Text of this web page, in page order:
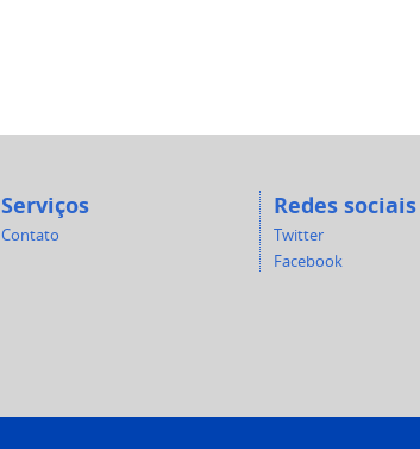
Serviços
Contato
Redes sociais
Twitter
Facebook